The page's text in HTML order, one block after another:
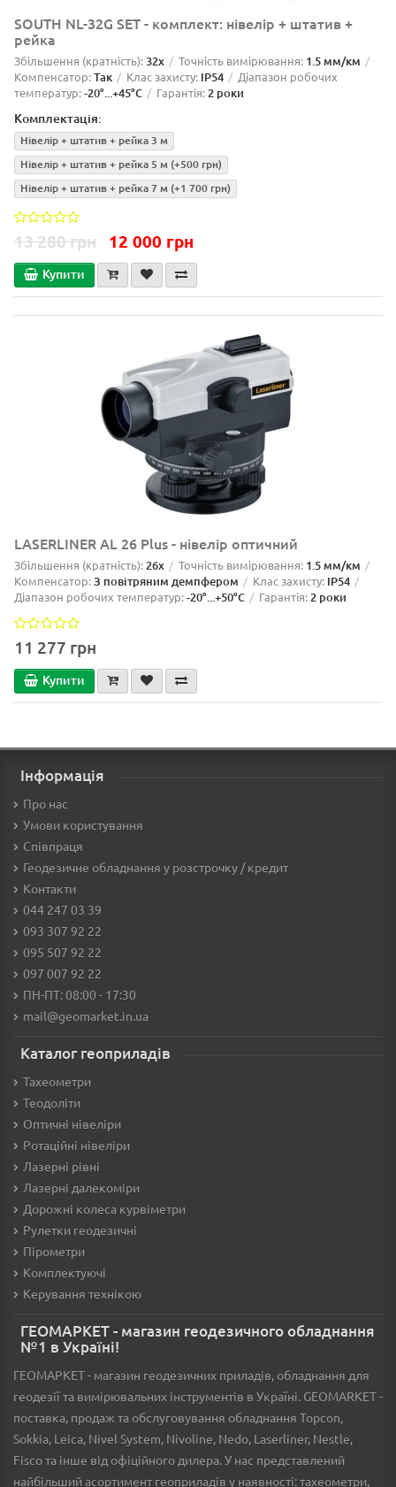
SOUTH NL-32G SET - комплект: нівелір + штатив +
рейка
Збільшення (кратність):32x Точність вимірювання: 1.5 мм/км
Компенсатор:Так Клас захисту: IP54
Діапазон робочих
температур:-20°...+45°C Гарантія:2 роки
Комплектація:
Нівелір + штатив + рейка 3 м
Нівелір + штатив + рейка 5 м (+500 грн)
Нівелір + штатив + рейка 7 м (+1 700 грн)
13 280 грн 12 000 грн
Купити
LASERLINER AL 26 Plus - нівелір оптичний
Збільшення (кратність):26x Точність вимірювання: 1.5 мм/км
Компенсатор:З повітряним демпфером Клас захисту: IP54
Діапазон робочих температур:-20°...+50°C Гарантія:2 роки
11 277 грн
Купити
Інформація
Про нас
Умови користування
Співпраця
Геодезичне обладнання у розстрочку / кредит
Контакти
044 247 03 39
093 307 92 22
095 507 92 22
097 007 92 22
ПН-ПТ: 08:00 - 17:30
mail@geomarket.in.ua
Каталог геоприладів
Тахеометри
Теодоліти
Оптичні нівеліри
Ротаційні нівеліри
Лазерні рівні
Лазерні далекоміри
Дорожні колеса курвіметри
Рулетки геодезичні
Пірометри
Комплектуючі
Керування технікою
ГЕОМАРКЕТ - магазин геодезичного обладнання
№1 в Україні!
ГЕОМАРКЕТ - магазин геодезичних приладів, обладнання для
геодезії та вимірювальних інструментів в Україні. GEOMARKET -
поставка, продаж та обслуговування обладнання Topcon,
Sokkia, Leica, Nivel System, Nivoline, Nedo, Laserliner, Nestle,
Fisco та інше від офіційного дилера. У нас представлений
найбільший асортимент геоприладів у наявності: тахеометри,